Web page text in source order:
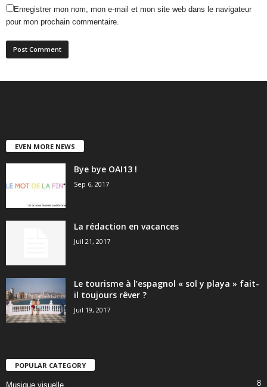
Enregistrer mon nom, mon e-mail et mon site web dans le navigateur
pour mon prochain commentaire.
EVEN MORE NEWS
Bye bye OAI13 !
Sep 6, 2017
La rédaction en vacances
Juil 21, 2017
Le tourisme à l’espagnol « sol y playa » fait-
il toujours rêver ?
Juil 19, 2017
POPULAR CATEGORY
Musique visuelle 8